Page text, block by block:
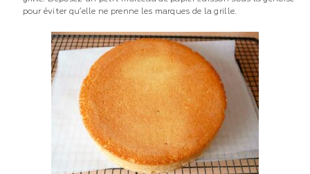
pour éviter qu’elle ne prenne les marques de la grille.